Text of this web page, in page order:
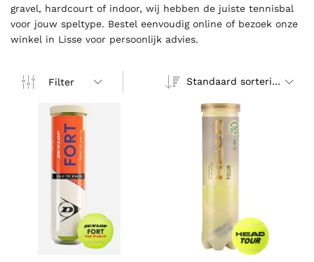
gravel, hardcourt of indoor, wij hebben de juiste tennisbal
voor jouw speltype. Bestel eenvoudig online of bezoek onze
winkel in Lisse voor persoonlijk advies.
Filter Standaard sortering